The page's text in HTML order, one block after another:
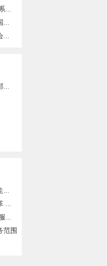
...
...
...
...
...
...
...
范围